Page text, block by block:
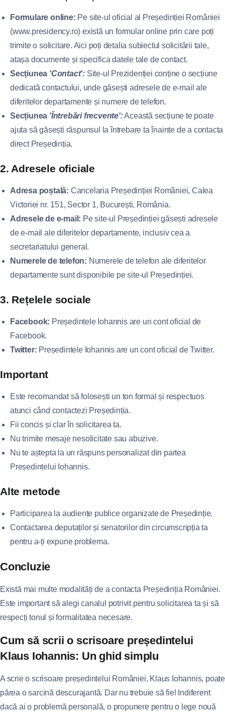
Formulare online: Pe site-ul oficial al Președinției României
(www.presidency.ro) există un formular online prin care poți
trimite o solicitare. Aici poți detalia subiectul solicitării tale,
atașa documente și specifica datele tale de contact.
Secțiunea 'Contact': Site-ul Prezidenției conține o secțiune
dedicată contactului, unde găsești adresele de e-mail ale
diferitelor departamente și numere de telefon.
Secțiunea 'Întrebări frecvente':Această secțiune te poate
ajuta să găsești răspunsul la întrebare ta înainte de a contacta
direct Președinția.
2. Adresele oficiale
Adresa poștală: Cancelaria Președinției României, Calea
Victoriei nr. 151, Sector 1, București, România.
Adresele de e-mail: Pe site-ul Președinției găsești adresele
de e-mail ale diferitelor departamente, inclusiv cea a
secretariatului general.
Numerele de telefon: Numerele de telefon ale diferitelor
departamente sunt disponibile pe site-ul Președinției.
3. Rețelele sociale
Facebook: Președintele Iohannis are un cont oficial de
Facebook.
Twitter: Președintele Iohannis are un cont oficial de Twitter.
Important
Este recomandat să folosești un ton formal și respectuos
atunci când contactezi Președinția.
Fii concis și clar în solicitarea ta.
Nu trimite mesaje nesolicitate sau abuzive.
Nu te aștepta la un răspuns personalizat din partea
Președintelui Iohannis.
Alte metode
Participarea la audiențe publice organizate de Președinție.
Contactarea deputaților și senatorilor din circumscripția ta
pentru a-ți expune problema.
Concluzie
Există mai multe modalități de a contacta Președinția României.
Este important să alegi canalul potrivit pentru solicitarea ta și să
respecți tonul și formalitatea necesare.
Cum să scrii o scrisoare președintelui
Klaus Iohannis: Un ghid simplu
A scrie o scrisoare președintelui României, Klaus Iohannis, poate
părea o sarcină descurajantă. Dar nu trebuie să fie! Indiferent
dacă ai o problemă personală, o propunere pentru o lege nouă